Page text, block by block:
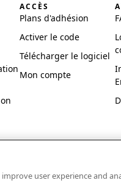
ACCÈS
Plans d'adhésion
Activer le code
Télécharger le logiciel
Mon compte
user experience and